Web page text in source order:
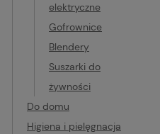
elektryczne
Gofrownice
Blendery
Suszarki do
żywności
Do domu
Higiena i pielęgnacja